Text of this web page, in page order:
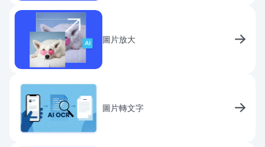
圖片放大
圖片轉文字